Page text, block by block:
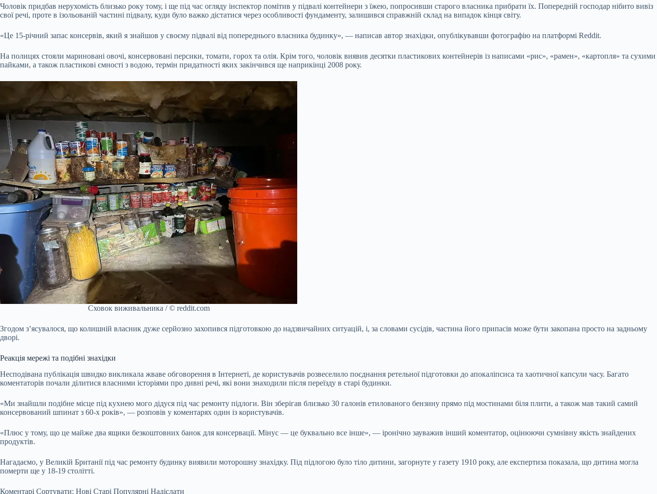
Чоловік придбав нерухомість близько року тому, і ще під час огляду інспектор помітив у підвалі контейнери з їжею, попросивши старого власника прибрати їх. Попередній господар нібито вивіз
свої речі, проте в ізольованій частині підвалу, куди було важко дістатися через особливості фундаменту, залишився справжній склад на випадок кінця світу.
«Це 15-річний запас консервів, який я знайшов у своєму підвалі від попереднього власника будинку», — написав автор знахідки, опублікувавши фотографію на платформі Reddit.
На полицях стояли мариновані овочі, консервовані персики, томати, горох та олія. Крім того, чоловік виявив десятки пластикових контейнерів із написами «рис», «рамен», «картопля» та сухими
пайками, а також пластикові ємності з водою, термін придатності яких закінчився ще наприкінці 2008 року.
Сховок виживальника / © reddit.com
Згодом з’ясувалося, що колишній власник дуже серйозно захопився підготовкою до надзвичайних ситуацій, і, за словами сусідів, частина його припасів може бути закопана просто на задньому
дворі.
Реакція мережі та подібні знахідки
Несподівана публікація швидко викликала жваве обговорення в Інтернеті, де користувачів розвеселило поєднання ретельної підготовки до апокаліпсиса та хаотичної капсули часу. Багато
коментаторів почали ділитися власними історіями про дивні речі, які вони знаходили після переїзду в старі будинки.
«Ми знайшли подібне місце під кухнею мого дідуся під час ремонту підлоги. Він зберігав близько 30 галонів етилованого бензину прямо під мостинами біля плити, а також мав такий самий
консервований шпинат з 60-х років», — розповів у коментарях один із користувачів.
«Плюс у тому, що це майже два ящики безкоштовних банок для консервації. Мінус — це буквально все інше», — іронічно зауважив інший коментатор, оцінюючи сумнівну якість знайдених
продуктів.
Нагадаємо, у Великій Британії під час ремонту будинку виявили моторошну знахідку. Під підлогою було тіло дитини, загорнуте у газету 1910 року, але експертиза показала, що дитина могла
померти ще у 18-19 столітті.
Коментарі Сортувати: Нові Старі Популярні Надіслати